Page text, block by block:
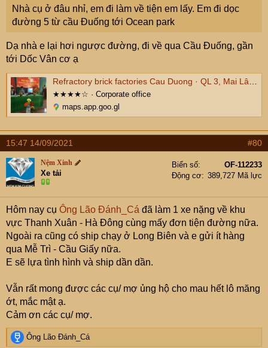
Nhà cụ ở đâu nhỉ, em đi làm về tiện em lấy. Em đi dọc
đường 5 từ cầu Đuống tới Ocean park
Dạ nhà e lại hơi ngược đường, đi về qua Cầu Đuống, gần
tới Dốc Vân cơ ạ
Refractory brick factories Cau Duong · QL 3, Mai Lâm, Gia Lâm, Hà Nội
★★★★☆ · Corporate office
maps.app.goo.gl
15:47 14/09/2021 #80
Nệm Xinh
Xe tải
Biển số
OF-112233
Động cơ
389,727 Mã lực
Hôm nay cụ Ông Lão Đánh_Cá đã làm 1 xe nặng về khu
vực Thanh Xuân - Hà Đông cùng mấy đơn tiện đường nữa.
Ngoài ra cũng có ship chạy ở Long Biên và e gửi ít hàng
qua Mễ Trì - Cầu Giấy nữa.
E sẽ lựa tình hình và ship dần dần.
Vẫn rất mong được các cụ/ mợ ủng hộ cho mau hết lô măng
ớt, mắc mật ạ.
Cảm ơn các cụ/ mợ.
R
Ông Lão Đánh_Cá